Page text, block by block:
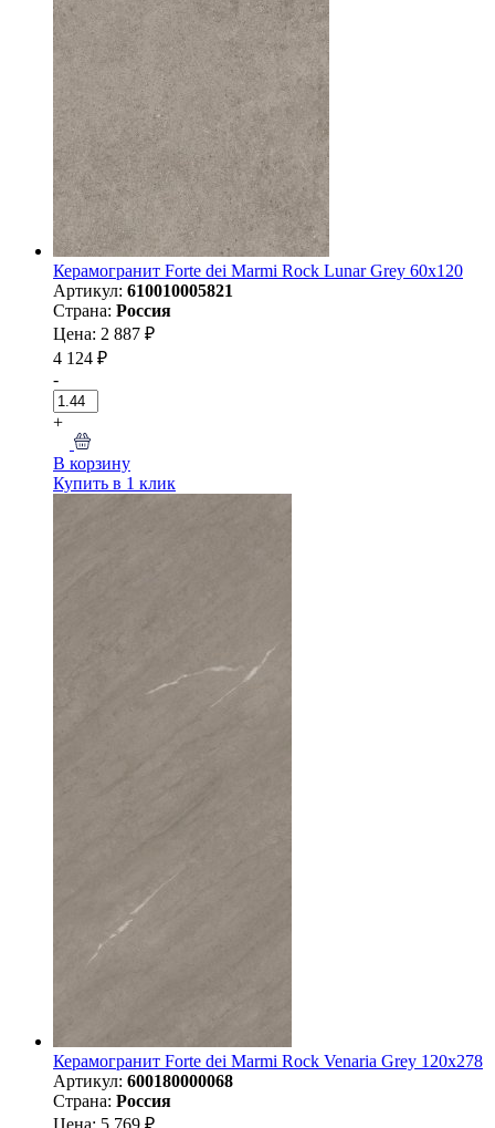
Керамогранит Forte dei Marmi Rock Lunar Grey 60x120
Артикул: 610010005821
Страна: Россия
Цена: 2 887 ₽
4 124 ₽
-
+
В корзину
Купить в 1 клик
Керамогранит Forte dei Marmi Rock Venaria Grey 120x278
Артикул: 600180000068
Страна: Россия
Цена: 5 769 ₽